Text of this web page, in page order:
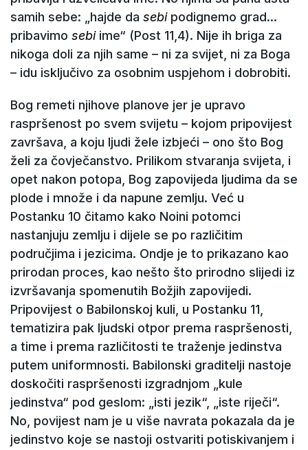
samih sebe: „hajde da sebipodignemo grad...
pribavimo sebiime“ (Post 11,4). Nije ih briga za
nikoga doli za njih same – ni za svijet, ni za Boga
– idu isključivo za osobnim uspjehom i dobrobiti.
Bog remeti njihove planove jer je upravo
raspršenost po svem svijetu – kojom pripovijest
završava, a koju ljudi žele izbjeći – ono što Bog
želi za čovječanstvo. Prilikom stvaranja svijeta, i
opet nakon potopa, Bog zapovijeda ljudima da se
plode i množe i da napune zemlju. Već u
Postanku 10 čitamo kako Noini potomci
nastanjuju zemlju i dijele se po različitim
područjima i jezicima. Ondje je to prikazano kao
prirodan proces, kao nešto što prirodno slijedi iz
izvršavanja spomenutih Božjih zapovijedi.
Pripovijest o Babilonskoj kuli, u Postanku 11,
tematizira pak ljudski otpor prema raspršenosti,
a time i prema različitosti te traženje jedinstva
putem uniformnosti. Babilonski graditelji nastoje
doskočiti raspršenosti izgradnjom „kule
jedinstva“ pod geslom: „isti jezik“, „iste riječi“.
No, povijest nam je u više navrata pokazala da je
jedinstvo koje se nastoji ostvariti potiskivanjem i